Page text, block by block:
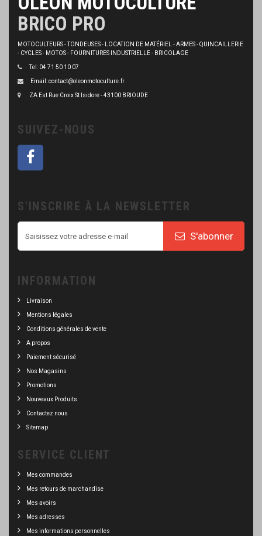
BRICO PRO
MOTOCULTEURS - TONDEUSES - LOCATION DE MATÉRIEL - ARMES - QUINCAILLERIE
- CYCLES - MOTOS - FOURNITURES INDUSTRIELLE - BRICOLAGE
Tel: 04 71 50 10 07
Email: contact@oleonmotoculture.fr
ZA Est Rue Croix St Isidore - 43100 BRIOUDE
SUIVEZ-NOUS
S'INSCRIRE À LA NEWSLETTER
S'abonner
INFORMATION
Livraison
Mentions légales
Conditions générales de vente
A propos
Paiement sécurisé
Nos Magasins
Promotions
Nouveaux Produits
Contactez nous
Sitemap
SERVICE CLIENT
Mes commandes
Mes retours de marchandise
Mes avoirs
Mes adresses
Mes informations personnelles